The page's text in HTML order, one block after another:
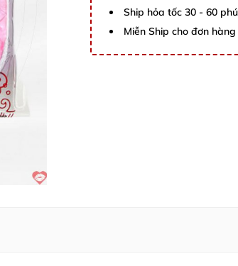
Ship hỏa tốc 30 - 60
Miễn Ship cho đơn